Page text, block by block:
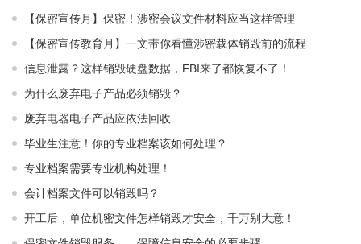
【保密宣传月】保密！涉密会议文件材料应当这样管理
【保密宣传教育月】一文带你看懂涉密载体销毁前的流程
信息泄露？这样销毁硬盘数据，FBI来了都恢复不了！
为什么废弃电子产品必须销毁？
废弃电器电子产品应依法回收
毕业生注意！你的专业档案该如何处理？
专业档案需要专业机构处理！
会计档案文件可以销毁吗？
开工后，单位机密文件怎样销毁才安全，千万别大意！